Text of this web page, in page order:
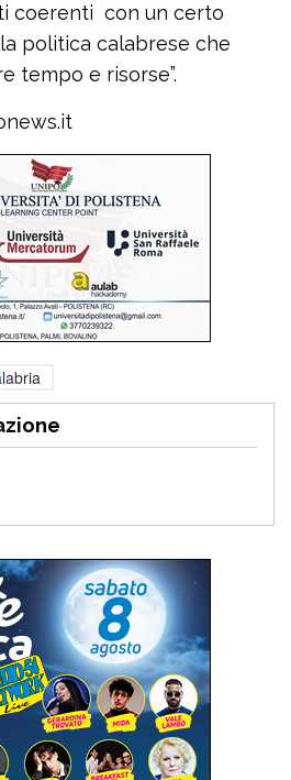
coerenti con un certo
politica calabrese che
tempo e risorse”.